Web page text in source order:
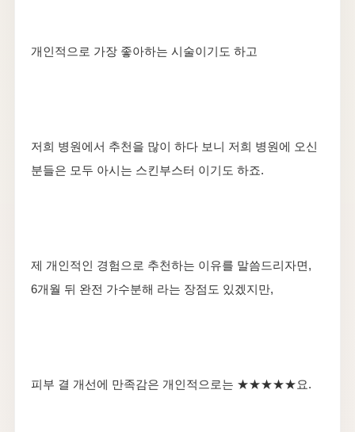
개인적으로 가장 좋아하는 시술이기도 하고
저희 병원에서 추천을 많이 하다 보니 저희 병원에 오신
분들은 모두 아시는 스킨부스터 이기도 하죠.
​제 개인적인 경험으로 추천하는 이유를 말씀드리자면,
6개월 뒤 완전 가수분해 라는 장점도 있겠지만,
피부 결 개선에 만족감은 개인적으로는 ★★★★★요.